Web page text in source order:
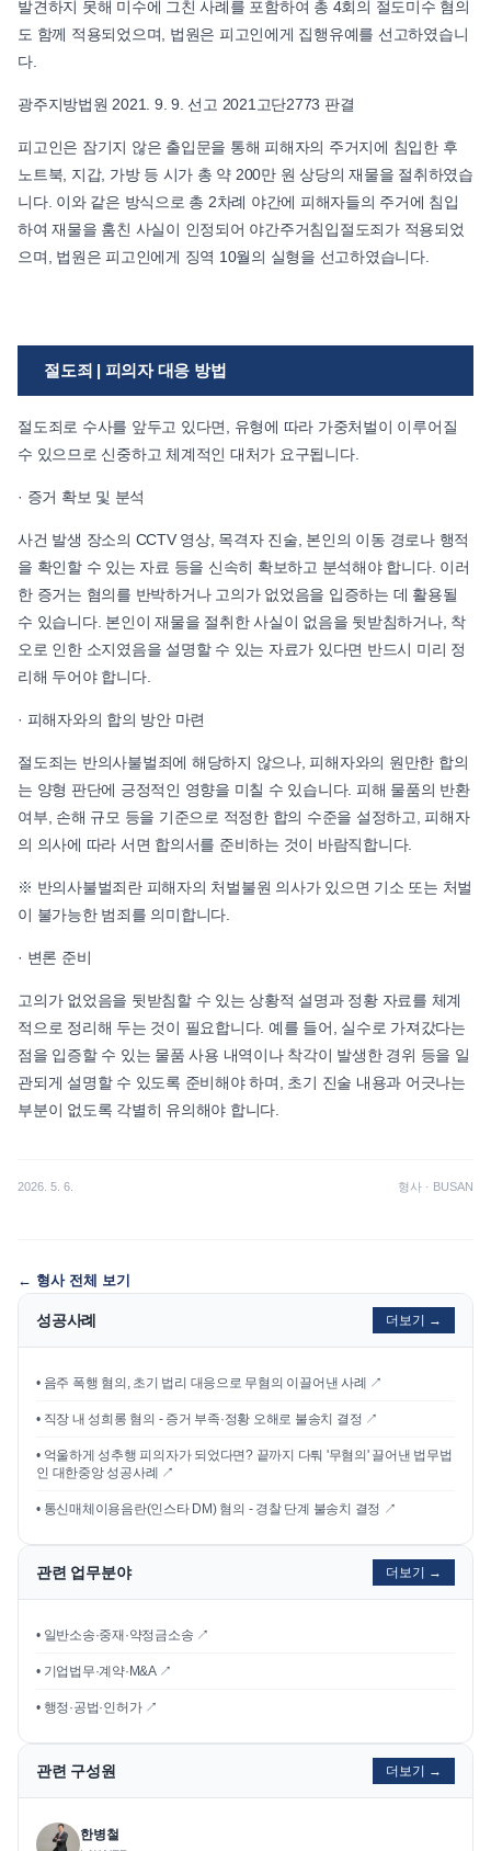
발견하지 못해 미수에 그친 사례를 포함하여 총 4회의 절도미수 혐의
도 함께 적용되었으며, 법원은 피고인에게 집행유예를 선고하였습니
다.
광주지방법원 2021. 9. 9. 선고 2021고단2773 판결
피고인은 잠기지 않은 출입문을 통해 피해자의 주거지에 침입한 후
노트북, 지갑, 가방 등 시가 총 약 200만 원 상당의 재물을 절취하였습
니다. 이와 같은 방식으로 총 2차례 야간에 피해자들의 주거에 침입
하여 재물을 훔친 사실이 인정되어 야간주거침입절도죄가 적용되었
으며, 법원은 피고인에게 징역 10월의 실형을 선고하였습니다.
절도죄 | 피의자 대응 방법
절도죄로 수사를 앞두고 있다면, 유형에 따라 가중처벌이 이루어질
수 있으므로 신중하고 체계적인 대처가 요구됩니다.
· 증거 확보 및 분석
사건 발생 장소의 CCTV 영상, 목격자 진술, 본인의 이동 경로나 행적
을 확인할 수 있는 자료 등을 신속히 확보하고 분석해야 합니다. 이러
한 증거는 혐의를 반박하거나 고의가 없었음을 입증하는 데 활용될
수 있습니다. 본인이 재물을 절취한 사실이 없음을 뒷받침하거나, 착
오로 인한 소지였음을 설명할 수 있는 자료가 있다면 반드시 미리 정
리해 두어야 합니다.
· 피해자와의 합의 방안 마련
절도죄는 반의사불벌죄에 해당하지 않으나, 피해자와의 원만한 합의
는 양형 판단에 긍정적인 영향을 미칠 수 있습니다. 피해 물품의 반환
여부, 손해 규모 등을 기준으로 적정한 합의 수준을 설정하고, 피해자
의 의사에 따라 서면 합의서를 준비하는 것이 바람직합니다.
※ 반의사불벌죄란 피해자의 처벌불원 의사가 있으면 기소 또는 처벌
이 불가능한 범죄를 의미합니다.
· 변론 준비
고의가 없었음을 뒷받침할 수 있는 상황적 설명과 정황 자료를 체계
적으로 정리해 두는 것이 필요합니다. 예를 들어, 실수로 가져갔다는
점을 입증할 수 있는 물품 사용 내역이나 착각이 발생한 경위 등을 일
관되게 설명할 수 있도록 준비해야 하며, 초기 진술 내용과 어긋나는
부분이 없도록 각별히 유의해야 합니다.
2026. 5. 6. 형사 · BUSAN
← 형사전체 보기
성공사례 더보기 →
• 음주 폭행 혐의, 초기 법리 대응으로 무혐의 이끌어낸 사례 ↗
• 직장 내 성희롱 혐의 - 증거 부족·정황 오해로 불송치 결정 ↗
• 억울하게 성추행 피의자가 되었다면? 끝까지 다퉈 '무혐의' 끌어낸 법무법
인 대한중앙 성공사례 ↗
• 통신매체이용음란(인스타 DM) 혐의 - 경찰 단계 불송치 결정 ↗
관련 업무분야 더보기 →
• 일반소송·중재·약정금소송 ↗
• 기업법무·계약·M&A ↗
• 행정·공법·인허가 ↗
관련 구성원 더보기 →
한병철